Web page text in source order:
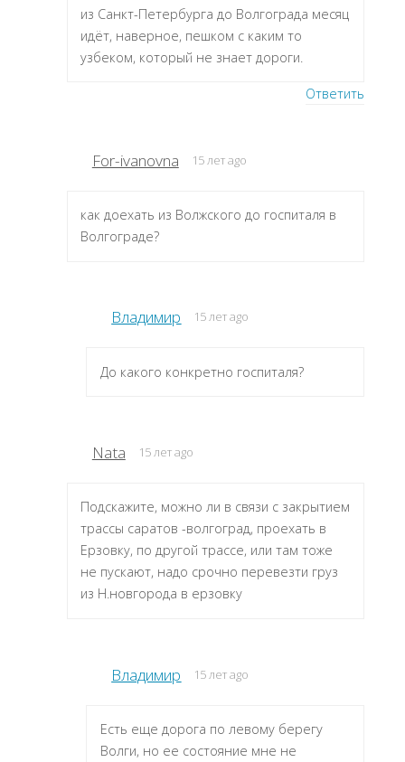
из Санкт-Петербурга до Волгограда месяц
идёт, наверное, пешком с каким то
узбеком, который не знает дороги.
Ответить
For-ivanovna 15 лет ago
как доехать из Волжского до госпиталя в
Волгограде?
Владимир 15 лет ago
До какого конкретно госпиталя?
Nata 15 лет ago
Подскажите, можно ли в связи с закрытием
трассы саратов -волгоград, проехать в
Ерзовку, по другой трассе, или там тоже
не пускают, надо срочно перевезти груз
из Н.новгорода в ерзовку
Владимир 15 лет ago
Есть еще дорога по левому берегу
Волги, но ее состояние мне не